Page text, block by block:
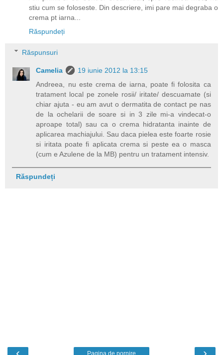
stiu cum se foloseste. Din descriere, imi pare mai degraba o
crema pt iarna...
Răspundeți
Răspunsuri
Camelia
19 iunie 2012 la 13:15
Andreea, nu este crema de iarna, poate fi folosita ca
tratament local pe zonele rosii/ iritate/ descuamate (si
chiar ajuta - eu am avut o dermatita de contact pe nas
de la ochelarii de soare si in 3 zile mi-a vindecat-o
aproape total) sau ca o crema hidratanta inainte de
aplicarea machiajului. Sau daca pielea este foarte rosie
si iritata poate fi aplicata crema si peste ea o masca
(cum e Azulene de la MB) pentru un tratament intensiv.
Răspundeți
Pagina de pornire